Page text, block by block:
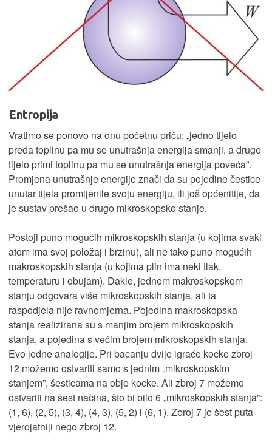
Entropija
Vratimo se ponovo na onu početnu priču: „jedno tijelo
preda toplinu pa mu se unutrašnja energija smanji, a drugo
tijelo primi toplinu pa mu se unutrašnja energija poveća”.
Promjena unutrašnje energije znači da su pojedine čestice
unutar tijela promijenile svoju energiju, ili još općenitije, da
je sustav prešao u drugo mikroskopsko stanje.
Postoji puno mogućih mikroskopskih stanja (u kojima svaki
atom ima svoj položaj i brzinu), ali ne tako puno mogućih
makroskopskih stanja (u kojima plin ima neki tlak,
temperaturu i obujam). Dakle, jednom makroskopskom
stanju odgovara više mikroskopskih stanja, ali ta
raspodjela nije ravnomjerna. Pojedina makroskopska
stanja realizirana su s manjim brojem mikroskopskih
stanja, a pojedina s većim brojem mikroskopskih stanja.
Evo jedne analogije. Pri bacanju dvije igraće kocke zbroj
12 možemo ostvariti samo s jednim „mikroskopskim
stanjem”, šesticama na obje kocke. Ali zbroj 7 možemo
ostvariti na šest načina, što bi bilo 6 „mikroskopskih stanja”:
(1, 6), (2, 5), (3, 4), (4, 3), (5, 2) i (6, 1). Zbroj 7 je šest puta
vjerojatniji nego zbroj 12.